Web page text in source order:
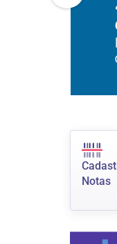
Notas